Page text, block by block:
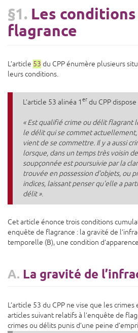
§1. Les
flagrance
L’article 53 du CPP énumère plusieurs
leurs conditions.
L’article 53 alinéa 1 er du CPP dispose
« Est qualifié crime ou délit flagrant
le délit qui se commet
vient de se commettre. Il y a aussi
lorsque, dans un temps très voisin
soupçonnée est poursuivie par la
trouvée en possession d'objets, ou
indices, laissant penser qu'elle a
délit ».
Cet article énonce trois conditions
enquête de flagrance : la gravité de
temporelle (B), une condition
A. La gravité de
L’article 53 du CPP ne vise que les
articles suivant relatifs à l’enquête de
crimes ou délits punis d’une peine